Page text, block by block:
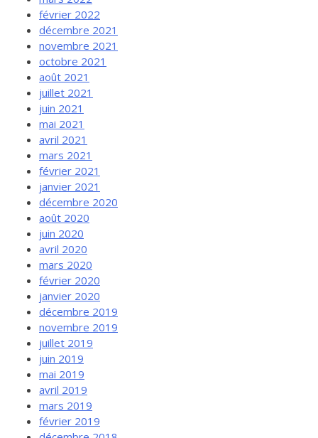
février 2022
décembre 2021
novembre 2021
octobre 2021
août 2021
juillet 2021
juin 2021
mai 2021
avril 2021
mars 2021
février 2021
janvier 2021
décembre 2020
août 2020
juin 2020
avril 2020
mars 2020
février 2020
janvier 2020
décembre 2019
novembre 2019
juillet 2019
juin 2019
mai 2019
avril 2019
mars 2019
février 2019